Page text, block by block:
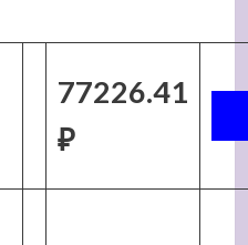
77226.41
₽